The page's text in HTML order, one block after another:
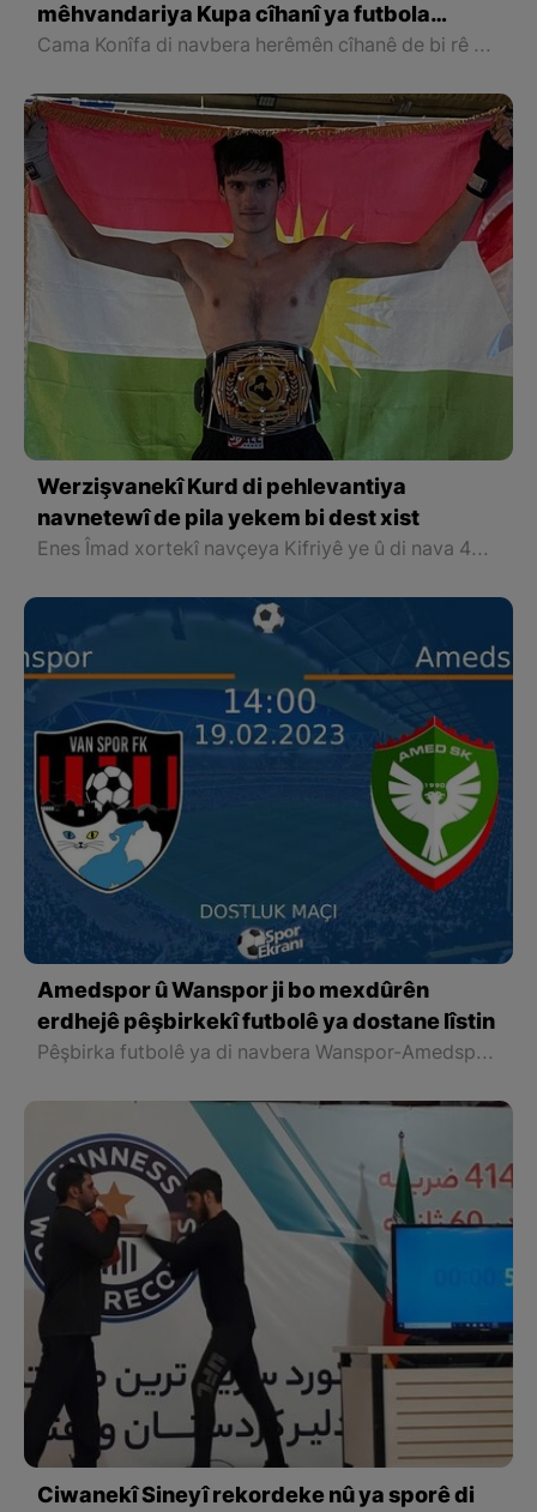
mêhvandariya Kupa cîhanî ya futbola
herêman dike
Cama Konîfa di navbera herêmên cîhanê de bi rê ve diçe. Piraniya pêşbirkiyên cama Konîfa bi beşdariya 16 hilbijardeyan birêve çûne, û carina jî hejmareke zêdetir ji hilbijardeya herêman beşdar dibin. Hilbijardeya Kurdistanê di sala 2012`an de bûye pehlewanê cama herêmên cîhanê.
Werzişvanekî Kurd di pehlevantiya
navnetewî de pila yekem bi dest xist
Enes Îmad xortekî navçeya Kifriyê ye û di nava 40 werzîşvanan de pila yekem bi dest aniye.
Amedspor û Wanspor ji bo mexdûrên
erdhejê pêşbirkekî futbolê ya dostane lîstin
Pêşbirka futbolê ya di navbera Wanspor-Amedsporê bi armanca piştevaniya ji bo mexdûrên erdhejê ku li Wanê hat lîstin bi serkeftina Amedsporê û bi encama 4-2 bi dawî bû.
Ciwanekî Sineyî rekordeke nû ya sporê di